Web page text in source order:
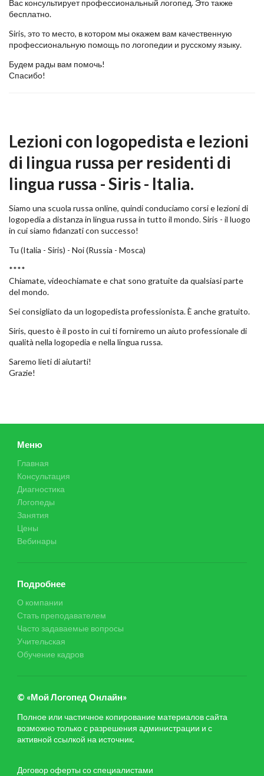
Вас консультирует профессиональный логопед. Это также
бесплатно.
Siris, это то место, в котором мы окажем вам качественную
профессиональную помощь по логопедии и русскому языку.
Будем рады вам помочь!
Спасибо!
Lezioni con logopedista e lezioni
di lingua russa per residenti di
lingua russa - Siris - Italia.
Siamo una scuola russa online, quindi conduciamo corsi e lezioni di
logopedia a distanza in lingua russa in tutto il mondo. Siris - il luogo
in cui siamo fidanzati con successo!
Tu (Italia - Siris) - Noi (Russia - Mosca)
****
Chiamate, videochiamate e chat sono gratuite da qualsiasi parte
del mondo.
Sei consigliato da un logopedista professionista. È anche gratuito.
Siris, questo è il posto in cui ti forniremo un aiuto professionale di
qualità nella logopedia e nella lingua russa.
Saremo lieti di aiutarti!
Grazie!
Меню
Главная
Консультация
Диагностика
Логопеды
Занятия
Цены
Вебинары
Подробнее
О компании
Стать преподавателем
Часто задаваемые вопросы
Учительская
Обучение кадров
© «Мой Логопед Онлайн»
Полное или частичное копирование материалов сайта
возможно только с разрешения администрации и с
активной ссылкой на источник.
Договор оферты со специалистами